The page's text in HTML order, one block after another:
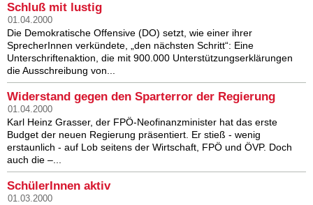
Schluß mit lustig
01.04.2000
Die Demokratische Offensive (DO) setzt, wie einer ihrer
SprecherInnen verkündete, „den nächsten Schritt“: Eine
Unterschriftenaktion, die mit 900.000 Unterstützungserklärungen
die Ausschreibung von...
Widerstand gegen den Sparterror der Regierung
01.04.2000
Karl Heinz Grasser, der FPÖ-Neofinanzminister hat das erste
Budget der neuen Regierung präsentiert. Er stieß - wenig
erstaunlich - auf Lob seitens der Wirtschaft, FPÖ und ÖVP. Doch
auch die –...
SchülerInnen aktiv
01.03.2000